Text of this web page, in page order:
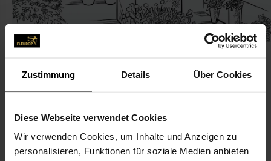
Zustimmung Details Über Cookies
Diese Webseite verwendet Cookies
Wir verwenden Cookies, um Inhalte und Anzeigen zu
personalisieren, Funktionen für soziale Medien anbieten
KONTAKT
Blumen-Schmid